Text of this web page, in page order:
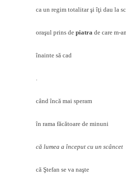
ca un regim totalitar şi îţi dau la
oraşul prins de piatra de care m-
înainte să cad
.
când încă mai speram
în rama făcătoare de minuni
că lumea a început cu un scâncet
că Ştefan se va naşte